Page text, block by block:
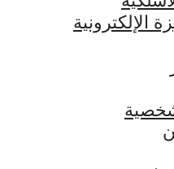
الإلكترونية